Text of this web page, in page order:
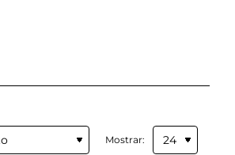
Mostrar: